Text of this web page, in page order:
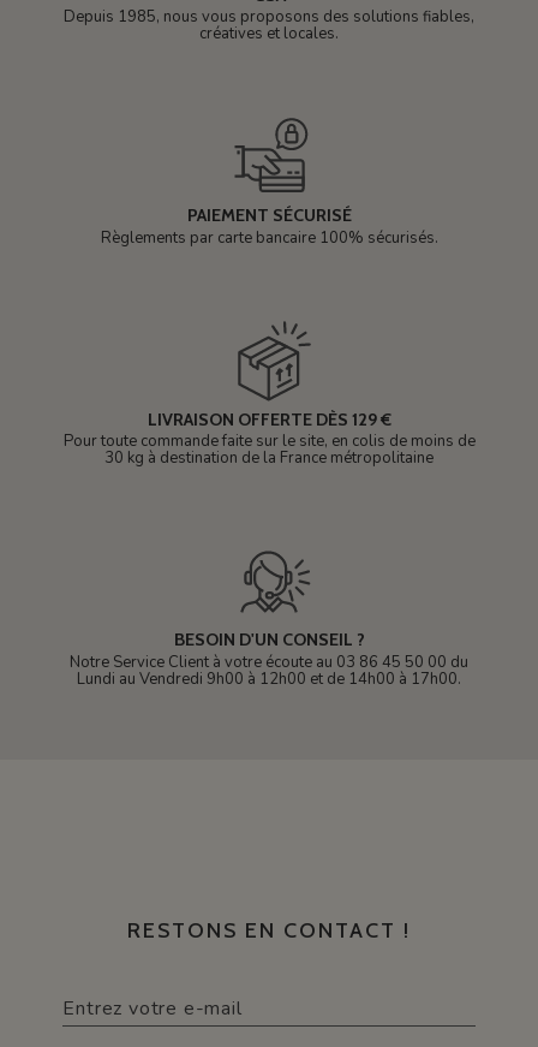
Depuis 1985, nous vous proposons des solutions fiables,
créatives et locales.
PAIEMENT SÉCURISÉ
Règlements par carte bancaire 100% sécurisés.
LIVRAISON OFFERTE DÈS 129 €
Pour toute commande faite sur le site, en colis de moins de
30 kg à destination de la France métropolitaine
BESOIN D'UN CONSEIL ?
Notre Service Client à votre écoute au 03 86 45 50 00 du
Lundi au Vendredi 9h00 à 12h00 et de 14h00 à 17h00.
RESTONS EN CONTACT !